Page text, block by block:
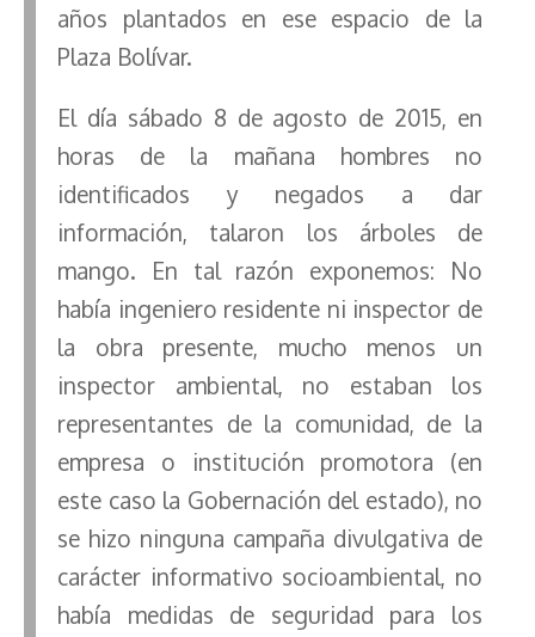
años plantados en ese espacio de la
Plaza Bolívar.
El día sábado 8 de agosto de 2015, en
horas de la mañana hombres no
identificados y negados a dar
información, talaron los árboles de
mango. En tal razón exponemos: No
había ingeniero residente ni inspector de
la obra presente, mucho menos un
inspector ambiental, no estaban los
representantes de la comunidad, de la
empresa o institución promotora (en
este caso la Gobernación del estado), no
se hizo ninguna campaña divulgativa de
carácter informativo socioambiental, no
había medidas de seguridad para los